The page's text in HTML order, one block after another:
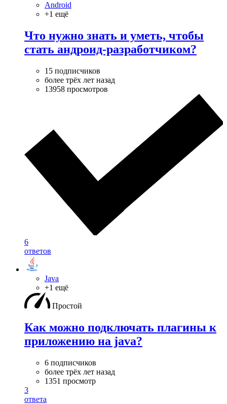
Android
+1 ещё
Что нужно знать и уметь, чтобы
стать андроид-разработчиком?
15 подписчиков
более трёх лет назад
13958 просмотров
6
ответов
Java
+1 ещё
Простой
Как можно подключать плагины к
приложению на java?
6 подписчиков
более трёх лет назад
1351 просмотр
3
ответа